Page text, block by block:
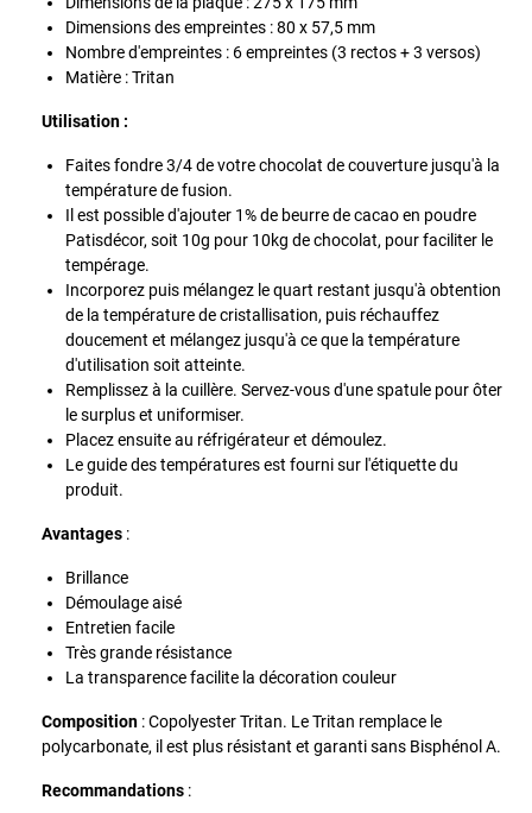
Dimensions des empreintes : 80 x 57,5 mm
Nombre d'empreintes : 6 empreintes (3 rectos + 3 versos)
Matière : Tritan
Utilisation :
Faites fondre 3/4 de votre chocolat de couverture jusqu'à la
température de fusion.
Il est possible d'ajouter 1% de beurre de cacao en poudre
Patisdécor, soit 10g pour 10kg de chocolat, pour faciliter le
tempérage.
Incorporez puis mélangez le quart restant jusqu'à obtention
de la température de cristallisation, puis réchauffez
doucement et mélangez jusqu'à ce que la température
d'utilisation soit atteinte.
Remplissez à la cuillère. Servez-vous d'une spatule pour ôter
le surplus et uniformiser.
Placez ensuite au réfrigérateur et démoulez.
Le guide des températures est fourni sur l'étiquette du
produit.
Avantages :
Brillance
Démoulage aisé
Entretien facile
Très grande résistance
La transparence facilite la décoration couleur
Composition : Copolyester Tritan. Le Tritan remplace le
polycarbonate, il est plus résistant et garanti sans Bisphénol A.
Recommandations :